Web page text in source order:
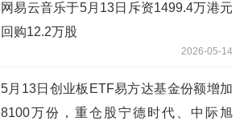
网易云音乐于5月13日斥资1499.4万港元
回购12.2万股
2026-05-14
5月13日创业板ETF易方达基金份额增加
8100万份，重仓股宁德时代、中际旭